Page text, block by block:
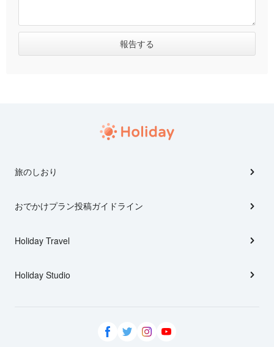
旅のしおり
おでかけプラン投稿ガイドライン
Holiday Travel
Holiday Studio